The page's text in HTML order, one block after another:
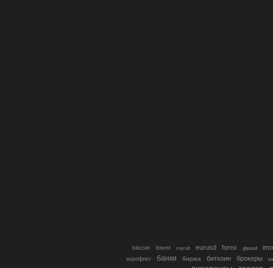
bitcoin brent cnyrub eurusd forex gbpusd
аэрофлот банки биржа биткоин брокеры